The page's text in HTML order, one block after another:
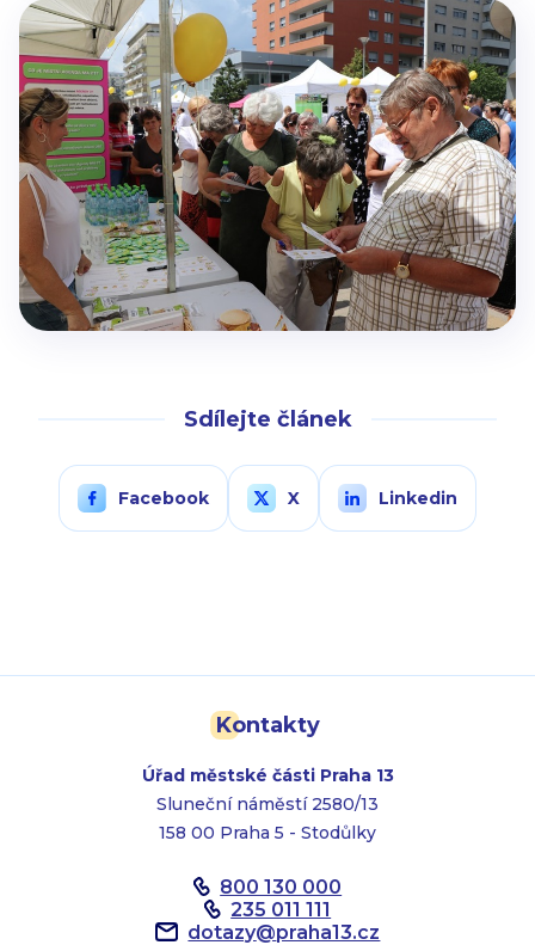
Sdílejte článek
Facebook X Linkedin
Kontakty
Úřad městské části Praha 13
Sluneční náměstí 2580/13
158 00 Praha 5 - Stodůlky
800 130 000
235 011 111
dotazy@praha13.cz